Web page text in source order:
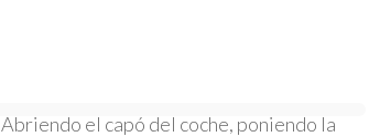
Abriendo el capó del coche, poniendo la